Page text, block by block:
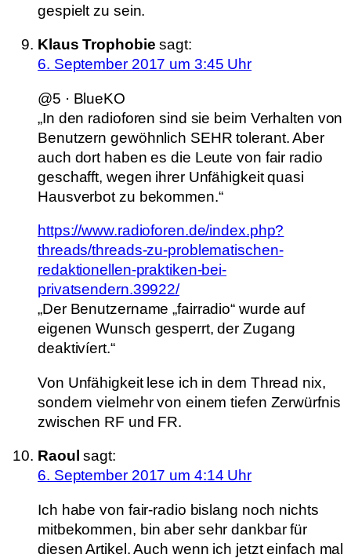
gespielt zu sein.
Klaus Trophobie sagt:
6. September 2017 um 3:45 Uhr
@5 · BlueKO
„In den radioforen sind sie beim Verhalten von
Benutzern gewöhnlich SEHR tolerant. Aber
auch dort haben es die Leute von fair radio
geschafft, wegen ihrer Unfähigkeit quasi
Hausverbot zu bekommen.“
https://www.radioforen.de/index.php?
threads/threads-zu-problematischen-
redaktionellen-praktiken-bei-
privatsendern.39922/
„Der Benutzername „fairradio“ wurde auf
eigenen Wunsch gesperrt, der Zugang
deaktivíert.“
Von Unfähigkeit lese ich in dem Thread nix,
sondern vielmehr von einem tiefen Zerwürfnis
zwischen RF und FR.
Raoul sagt:
6. September 2017 um 4:14 Uhr
Ich habe von fair-radio bislang noch nichts
mitbekommen, bin aber sehr dankbar für
diesen Artikel. Auch wenn ich jetzt einfach mal